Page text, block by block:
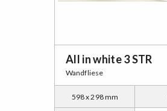
All in white 3 STR
Wandfliese
598 x 298 mm